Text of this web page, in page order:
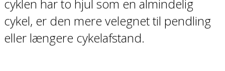
cyklen har to hjul som en almindelig
cykel, er den mere velegnet til pendling
eller længere cykelafstand.